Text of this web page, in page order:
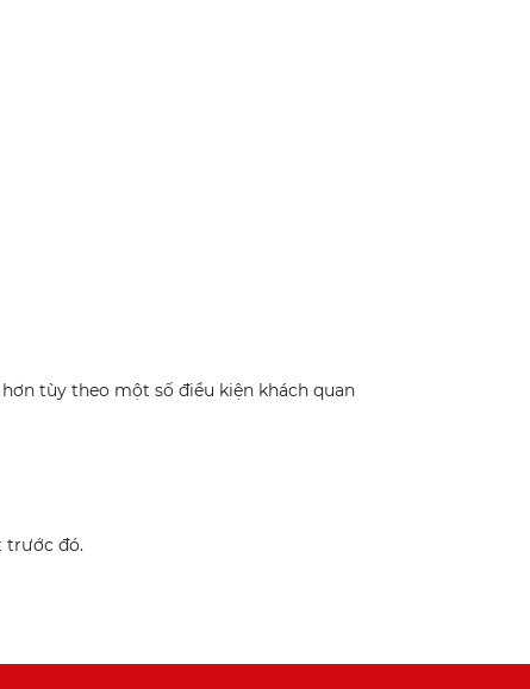
tùy theo một số điều kiện khách quan
trước đó.